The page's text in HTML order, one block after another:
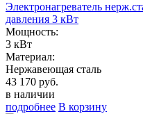
Электронагреватель
давления 3 кВт
Мощность:
3 кВт
Материал:
Нержавеющая сталь
43 170 руб.
в наличии
подробнее В корзину